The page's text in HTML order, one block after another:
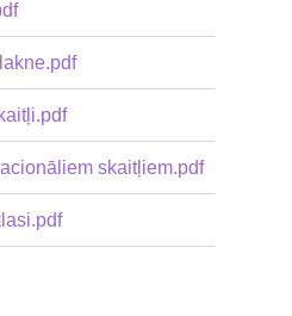
skaitļiem.pdf